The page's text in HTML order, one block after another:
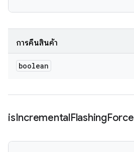
การคืนสินค้า
boolean
isIncrementalFlashingForce